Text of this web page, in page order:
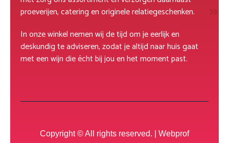
proeverijen, catering en originele relatiegeschenken.
In onze winkel nemen wij de tijd om je eerlijk en
deskundig te adviseren, zodat je altijd naar huis gaat
met een wijn die écht bij jou en het moment past.
Copyright © All rights reserved. | Webprof